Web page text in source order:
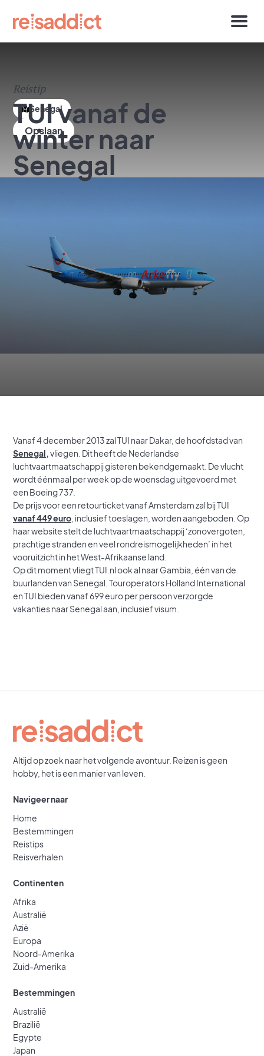
Senegal
Reistip
TUI vanaf de
winter naar
Senegal
Vanaf 4 december 2013 zal TUI naar Dakar, de hoofdstad van
Senegal,vliegen. Dit heeft de Nederlandse
luchtvaartmaatschappij gisteren bekendgemaakt. De vlucht
wordt éénmaal per week op de woensdag uitgevoerd met
een Boeing 737.
De prijs voor een retourticket vanaf Amsterdam zal bij TUI
vanaf 449 euro , inclusief toeslagen, worden aangeboden. Op
haar website stelt de luchtvaartmaatschappij ‘zonovergoten,
prachtige stranden en veel rondreismogelijkheden’ in het
vooruitzicht in het West-Afrikaanse land.
Op dit moment vliegt TUI.nl ook al naar Gambia, één van de
buurlanden van Senegal. Touroperators Holland International
en TUI bieden vanaf 699 euro per persoon verzorgde
vakanties naar Senegal aan, inclusief visum.
Altijd op zoek naar het volgende avontuur. Reizen is geen
hobby, het is een manier van leven.
Navigeer naar
Home
Bestemmingen
Reistips
Reisverhalen
Continenten
Afrika
Australië
Azië
Europa
Noord-Amerika
Zuid-Amerika
Bestemmingen
Australië
Brazilië
Egypte
Japan